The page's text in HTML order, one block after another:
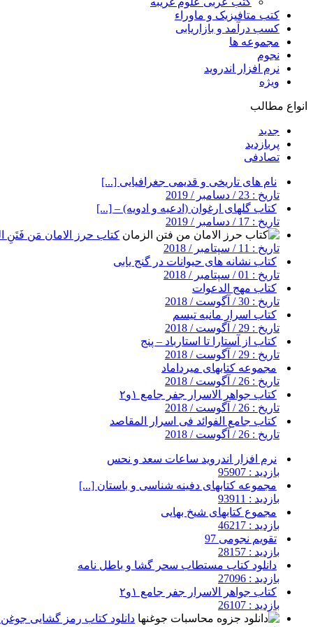
کتب متافیزیک و ماوراء
کسب درآمد و بازاریابی
مجموعه ها
نجوم
نرم افزار اندروید
ویژه
انواع مطالب
جدید
پربازدید
تصادفی
نام های تاریخی و قدیمی جغرافیایی [...]
تاریخ : 23 / دسامبر / 2019
کتاب گلهای ارغوان (ادعیه و ادویه) – [...]
تاریخ : 17 / دسامبر / 2019
کتاب حرز الامان مَن فَتَنِ
تاریخ : 11 / سپتامبر / 2018
کتاب نشانه های حیوانات در گنج یابی
تاریخ : 01 / سپتامبر / 2018
کتاب مهج الدعوات
تاریخ : 30 / آگوست / 2018
کتاب اسرار مانیه تیسم
تاریخ : 29 / آگوست / 2018
کتاب از آستارا تا استارباد – پنج
تاریخ : 29 / آگوست / 2018
مجموعه کتابهای میرداماد
تاریخ : 26 / آگوست / 2018
کتاب جواهر الاسرار جفر جامع ۱و۲
تاریخ : 26 / آگوست / 2018
کتاب جامع الفوائد فی اسرار المقاصد
تاریخ : 26 / آگوست / 2018
نرم افزار اندروید ساعات سعد و نحس
بازدید : 95907
مجموعه کتابهای دفینه شناسی و باستان [...]
بازدید : 93911
مجموع کتابهای شیخ بهایی
بازدید : 46217
تقویم نجومی 97
بازدید : 28157
دانلود کتاب مستطاب سحر گشا و باطل نامه
بازدید : 27096
کتاب جواهر الاسرار جفر جامع ۱و۲
بازدید : 26107
دانلود کتاب رمز گشایی